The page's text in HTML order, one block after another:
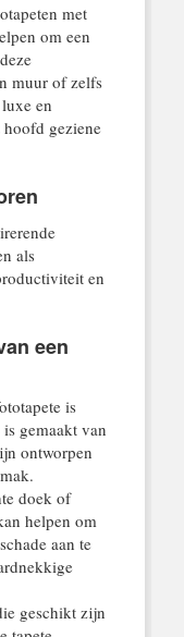
met
om een
muur of zelfs
en
geziene
als
en
een
is
gemaakt van
ontworpen
doek of
helpen om
aan te
geschikt zijn